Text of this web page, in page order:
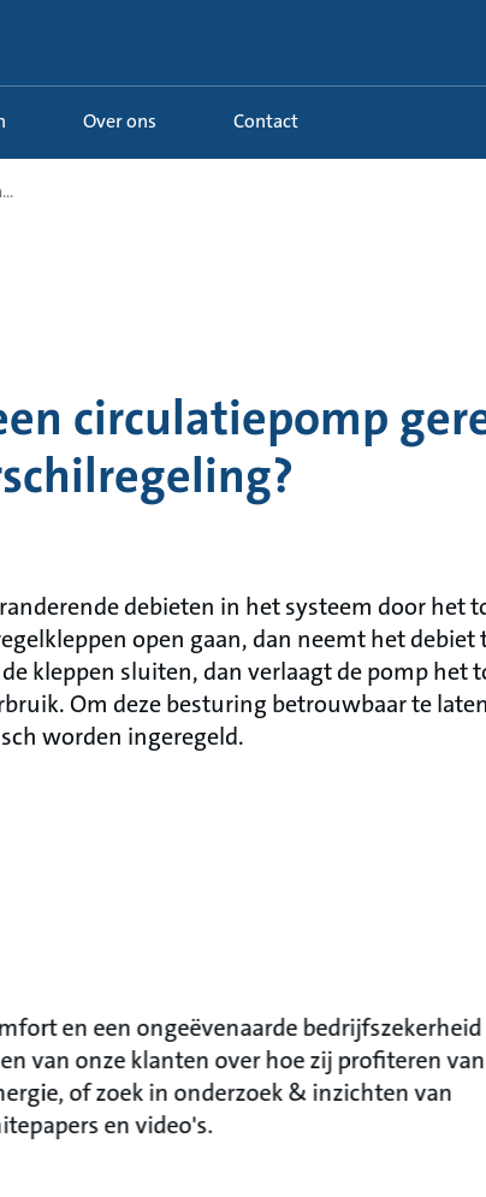
Over ons Contact
circulatiepomp
debieten in het systeem door het
open gaan, dan neemt het debiet
kleppen sluiten, dan verlaagt de pomp het
Om deze besturing betrouwbaar te
worden ingeregeld.
en een ongeëvenaarde bedrijfszekerheid
van onze klanten over hoe zij profiteren van
of zoek in onderzoek & inzichten van
en video's.